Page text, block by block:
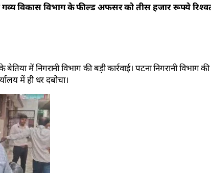
गव्य विकास विभाग के फील्ड अफसर को तीस हजार रूपये
बेतिया में निगरानी विभाग की बड़ी कार्रवाई। पटना निगरानी
में ही धर दबोचा।